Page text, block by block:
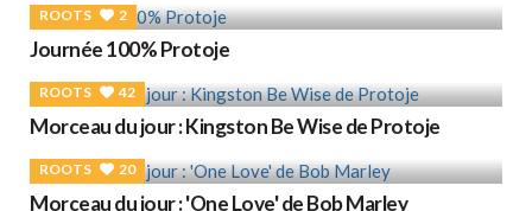
ROOTS 2
Journée 100% Protoje
ROOTS 42
Morceau du jour : Kingston Be Wise de Protoje
ROOTS 20
Morceau du jour : 'One Love' de Bob Marley